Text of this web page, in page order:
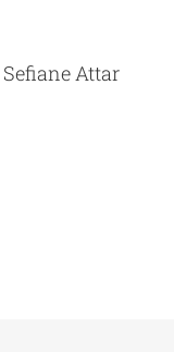
Sefiane Attar